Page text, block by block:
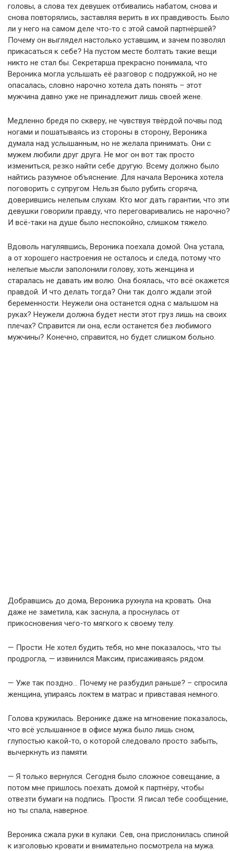
головы, а слова тех девушек отбивались набатом, снова и
снова повторялись, заставляя верить в их правдивость. Было
ли у него на самом деле что-то с этой самой партнёршей?
Почему он выглядел настолько уставшим, и зачем позволял
прикасаться к себе? На пустом месте болтать такие вещи
никто не стал бы. Секретарша прекрасно понимала, что
Вероника могла услышать её разговор с подружкой, но не
опасалась, словно нарочно хотела дать понять – этот
мужчина давно уже не принадлежит лишь своей жене.
Медленно бредя по скверу, не чувствуя твёрдой почвы под
ногами и пошатываясь из стороны в сторону, Вероника
думала над услышанным, но не желала принимать. Они с
мужем любили друг друга. Не мог он вот так просто
измениться, резко найти себе другую. Всему должно было
найтись разумное объяснение. Для начала Вероника хотела
поговорить с супругом. Нельзя было рубить сгоряча,
доверившись нелепым слухам. Кто мог дать гарантии, что эти
девушки говорили правду, что переговаривались не нарочно?
И всё-таки на душе было неспокойно, слишком тяжело.
Вдоволь нагулявшись, Вероника поехала домой. Она устала,
а от хорошего настроения не осталось и следа, потому что
нелепые мысли заполонили голову, хоть женщина и
старалась не давать им волю. Она боялась, что всё окажется
правдой. И что делать тогда? Они так долго ждали этой
беременности. Неужели она останется одна с малышом на
руках? Неужели должна будет нести этот груз лишь на своих
плечах? Справится ли она, если останется без любимого
мужчины? Конечно, справится, но будет слишком больно.
Добравшись до дома, Вероника рухнула на кровать. Она
даже не заметила, как заснула, а проснулась от
прикосновения чего-то мягкого к своему телу.
— Прости. Не хотел будить тебя, но мне показалось, что ты
продрогла, — извинился Максим, присаживаясь рядом.
— Уже так поздно… Почему не разбудил раньше? – спросила
женщина, упираясь локтем в матрас и привставая немного.
Голова кружилась. Веронике даже на мгновение показалось,
что всё услышанное в офисе мужа было лишь сном,
глупостью какой-то, о которой следовало просто забыть,
вычеркнуть из памяти.
— Я только вернулся. Сегодня было сложное совещание, а
потом мне пришлось поехать домой к партнёру, чтобы
отвезти бумаги на подпись. Прости. Я писал тебе сообщение,
но ты спала, наверное.
Вероника сжала руки в кулаки. Сев, она прислонилась спиной
к изголовью кровати и внимательно посмотрела на мужа.